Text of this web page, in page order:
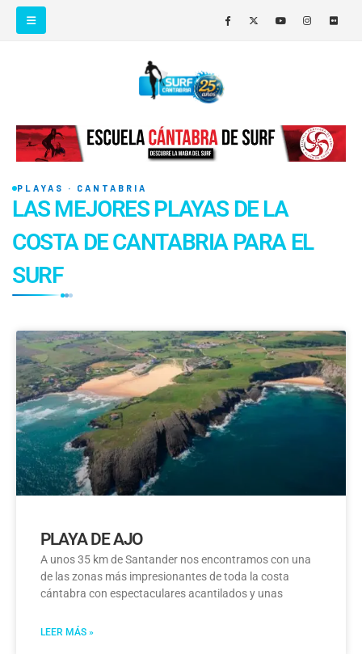
PLAYAS · CANTABRIA
LAS MEJORES PLAYAS DE LA
COSTA DE CANTABRIA PARA EL
SURF
PLAYA DE AJO
A unos 35 km de Santander nos encontramos con una
de las zonas más impresionantes de toda la costa
cántabra con espectaculares acantilados y unas
LEER MÁS »